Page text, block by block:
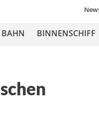
BAHN BINNENSCHIFF